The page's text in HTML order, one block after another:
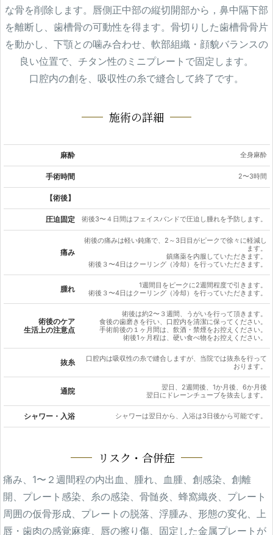
な骨を削除します。唇側正中部の縦切開部から，鼻中隔下部
を離断し、歯槽骨の可動性を得ます。骨切りした歯槽骨骨片
を動かし、下顎との噛み合わせ、軟部組織・顔貌バランスの
良い位置で、チタン性のミニプレートで固定します。
口腔内の創を、吸収性の糸で縫合して終了です。
施術の詳細
麻酔 全身麻酔
手術時間 2〜3時間
【術後】
圧迫固定 術後3〜４日間はフェイスバンドで圧迫し腫れを予防します。
痛み
術後の痛みは軽い鈍痛で、2～3日目がピークで徐々に軽減し
ます。
鎮痛薬を内服していただきます。
術後３〜4日はクーリング（冷却）を行っていただきます。
腫れ
1週間目をピークに2週間程度で引きます。
術後３〜4日はクーリング（冷却）を行っていただきます。
術後のケア
生活上の注意点
術後は約2〜３週間、うがいを行って頂きます。
食後の歯磨きを行い、口腔内を清潔に保ってください。
手術前後の１ヶ月間は、飲酒・禁煙をお控えください。
術後1ヶ月程は、硬い食べ物をお控えください。
抜糸
口腔内は吸収性の糸で縫合しますが、当院では抜糸を行って
おります。
通院
翌日、2週間後、1か月後、6か月後
翌日にドレーンチューブを抜去します。
シャワー・入浴 シャワーは翌日から、入浴は3日後から可能です。
リスク・合併症
痛み、1〜２週間程の内出血、腫れ、血腫、創感染、創離
開、プレート感染、糸の感染、骨髄炎、蜂窩織炎、プレート
周囲の仮骨形成、プレートの脱落、浮腫み、形態の変化、上
唇・歯肉の感覚麻痺、唇の擦り傷、固定した金属プレートが